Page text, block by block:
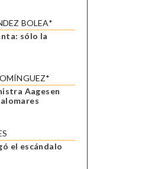
BOLEA*
sólo la
Aagesen
el escándalo